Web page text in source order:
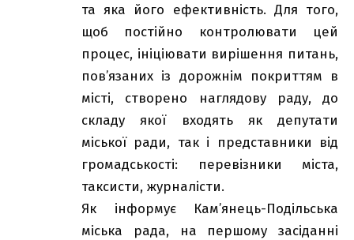
та яка його ефективність. Для того,
щоб постійно контролювати цей
процес, ініціювати вирішення питань,
пов’язаних із дорожнім покриттям в
місті, створено наглядову раду, до
складу якої входять як депутати
міської ради, так і представники від
громадськості: перевізники міста,
таксисти, журналісти.
Як інформує Кам’янець-Подільська
міська рада, на першому засіданні